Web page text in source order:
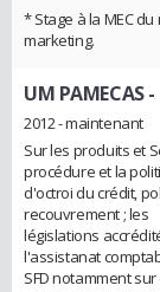
* Stage à la MEC
marketing.
UM PAMECAS-
2012 - maintenant
Sur les produits et
procédure et la
d'octroi du crédit,
recouvrement ; les
législations
l'assistanat
SFD notamment